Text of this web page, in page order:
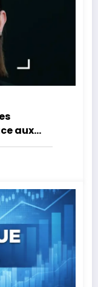
aux